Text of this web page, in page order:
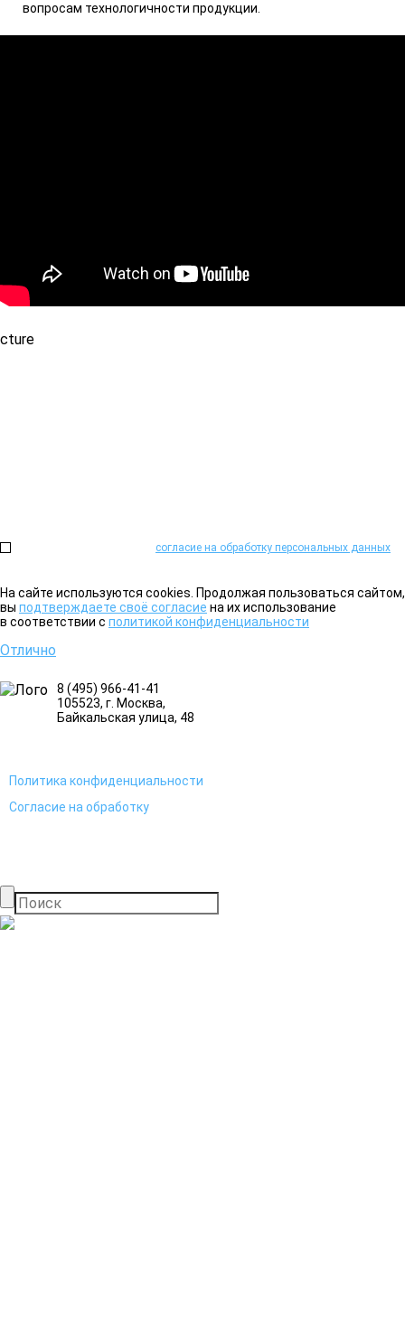
вопросам технологичности продукции.
согласие на обработку персональных данных
На сайте используются cookies. Продолжая пользоваться сайтом,
вы подтверждаете своё согласие на их использование
в соответствии с политикой конфиденциальности
Отлично
8 (495) 966-41-41
105523, г. Москва,
Байкальская улица, 48
Политика конфиденциальности
Согласие на обработку